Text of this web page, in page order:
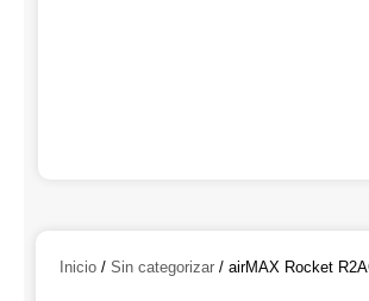
Inicio / Sin categorizar / airMAX Rocket